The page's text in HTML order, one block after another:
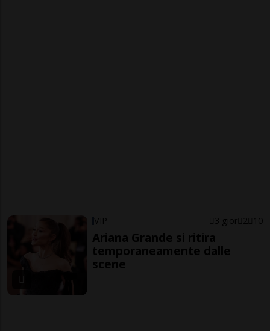
VIP 3 gior 2 10
Ariana Grande si ritira
temporaneamente dalle
scene